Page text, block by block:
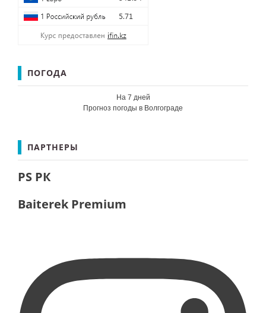
ПОГОДА
На 7 дней
Прогноз погоды в Волгограде
ПАРТНЕРЫ
PS РК
Baiterek Premium